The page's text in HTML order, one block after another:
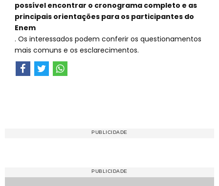
possível encontrar o cronograma completo e as
principais orientações para os participantes do
Enem
. Os interessados podem conferir os questionamentos
mais comuns e os esclarecimentos.